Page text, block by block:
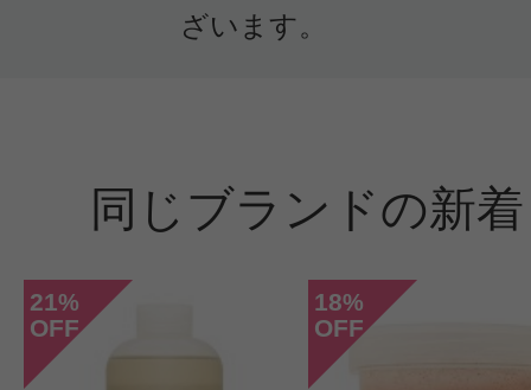
YUKI 様
ー＋コンディショナー＜サロンサイ
します。シャンプーは少し泡立ち悪
よく濡らしてから使っています。
ナーはしっとりツルツルに仕上がり
ざいます。
同じブランドの新
21%
OFF
18%
OFF